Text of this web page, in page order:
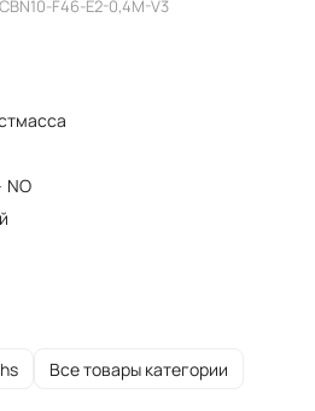
CBN10-F46-E2-0,4M-V3
NO
Все товары категории